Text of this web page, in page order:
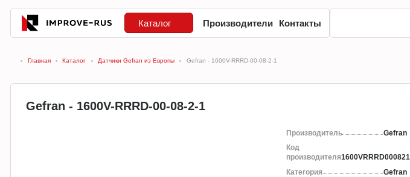
Каталог Производители Контакты
Главная Каталог Датчики Gefran из Европы Gefran - 1600V-RRRD-00-08-2-1
Gefran - 1600V-RRRD-00-08-2-1
Производитель
Gefran
Код
производителя1600VRRRD000821
Категория
Gefran